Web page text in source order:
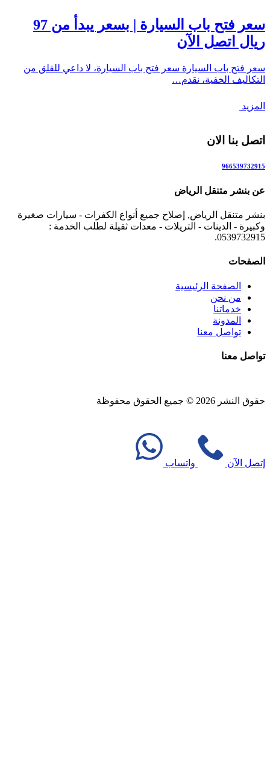
سعر فتح باب السيارة | بسعر يبدأ من 97
ريال اتصل الآن
سعر فتح باب السيارة سعر فتح باب السيارة، لا داعي للقلق من
التكاليف الخفية، نقدم…
المزيد
اتصل بنا الان
966539732915
عن بنشر متنقل الرياض
بنشر متنقل الرياض, إصلاح جميع أنواع الكفرات - سيارات صغيرة
وكبيرة - الدينات - التريلات - معدات ثقيلة لطلب الخدمة :
0539732915.
الصفحات
الصفحة الرئيسية
من نحن
خدماتنا
المدونة
تواصل معنا
تواصل معنا
حقوق النشر 2026 © جميع الحقوق محفوظة
إتصل الآن واتساب